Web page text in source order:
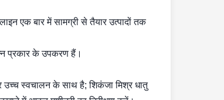
एक बार में सामग्री से तैयार उत्पादों तक
प्रकार के उपकरण हैं।
उच्च स्वचालन के साथ है; शिकंजा मिश्र धातु